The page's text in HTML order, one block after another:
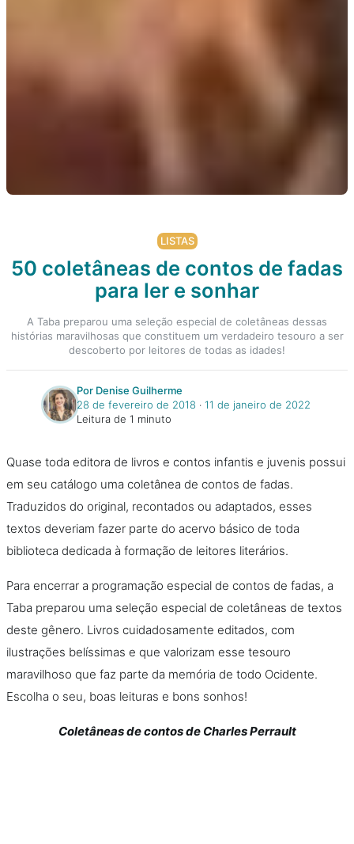
LISTAS
50 coletâneas de contos de fadas
para ler e sonhar
A Taba preparou uma seleção especial de coletâneas dessas
histórias maravilhosas que constituem um verdadeiro tesouro a ser
descoberto por leitores de todas as idades!
Por Denise Guilherme
28 de fevereiro de 2018 ‧ 11 de janeiro de 2022
Leitura de 1 minuto
Quase toda editora de livros e contos infantis e juvenis possui
em seu catálogo uma coletânea de contos de fadas.
Traduzidos do original, recontados ou adaptados, esses
textos deveriam fazer parte do acervo básico de toda
biblioteca dedicada à formação de leitores literários.
Para encerrar a programação especial de contos de fadas, a
Taba preparou uma seleção especial de coletâneas de textos
deste gênero. Livros cuidadosamente editados, com
ilustrações belíssimas e que valorizam esse tesouro
maravilhoso que faz parte da memória de todo Ocidente.
Escolha o seu, boas leituras e bons sonhos!
Coletâneas de contos de Charles Perrault